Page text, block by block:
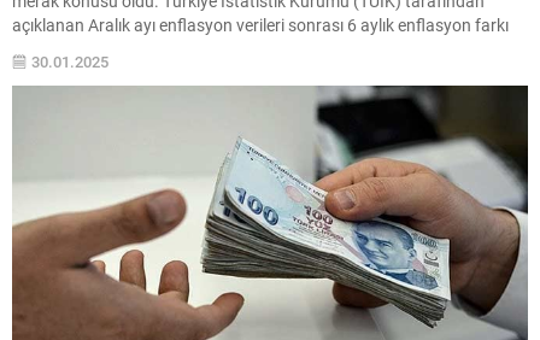
açıklanan Aralık ayı enflasyon verileri sonrası 6 aylık enflasyon farkı
açıklandı. Şimdi ise gözler, zamlı maaş...
30.01.2025